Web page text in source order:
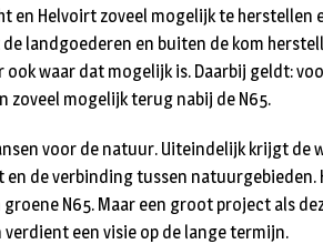
en Helvoirt zoveel mogelijk te
landgoederen en buiten de kom
ook waar dat mogelijk is. Daarbij geldt:
zoveel mogelijk terug nabij de N65.
voor de natuur. Uiteindelijk krijgt de
en de verbinding tussen
groene N65. Maar een groot project als
een visie op de lange termijn.